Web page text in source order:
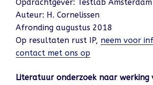
Opdrachtgever: Testlab Amsterdam
Auteur: H. Cornelissen
Afronding augustus 2018
Op resultaten rust IP, neem voor
contact met ons op
Literatuur onderzoek naar werking